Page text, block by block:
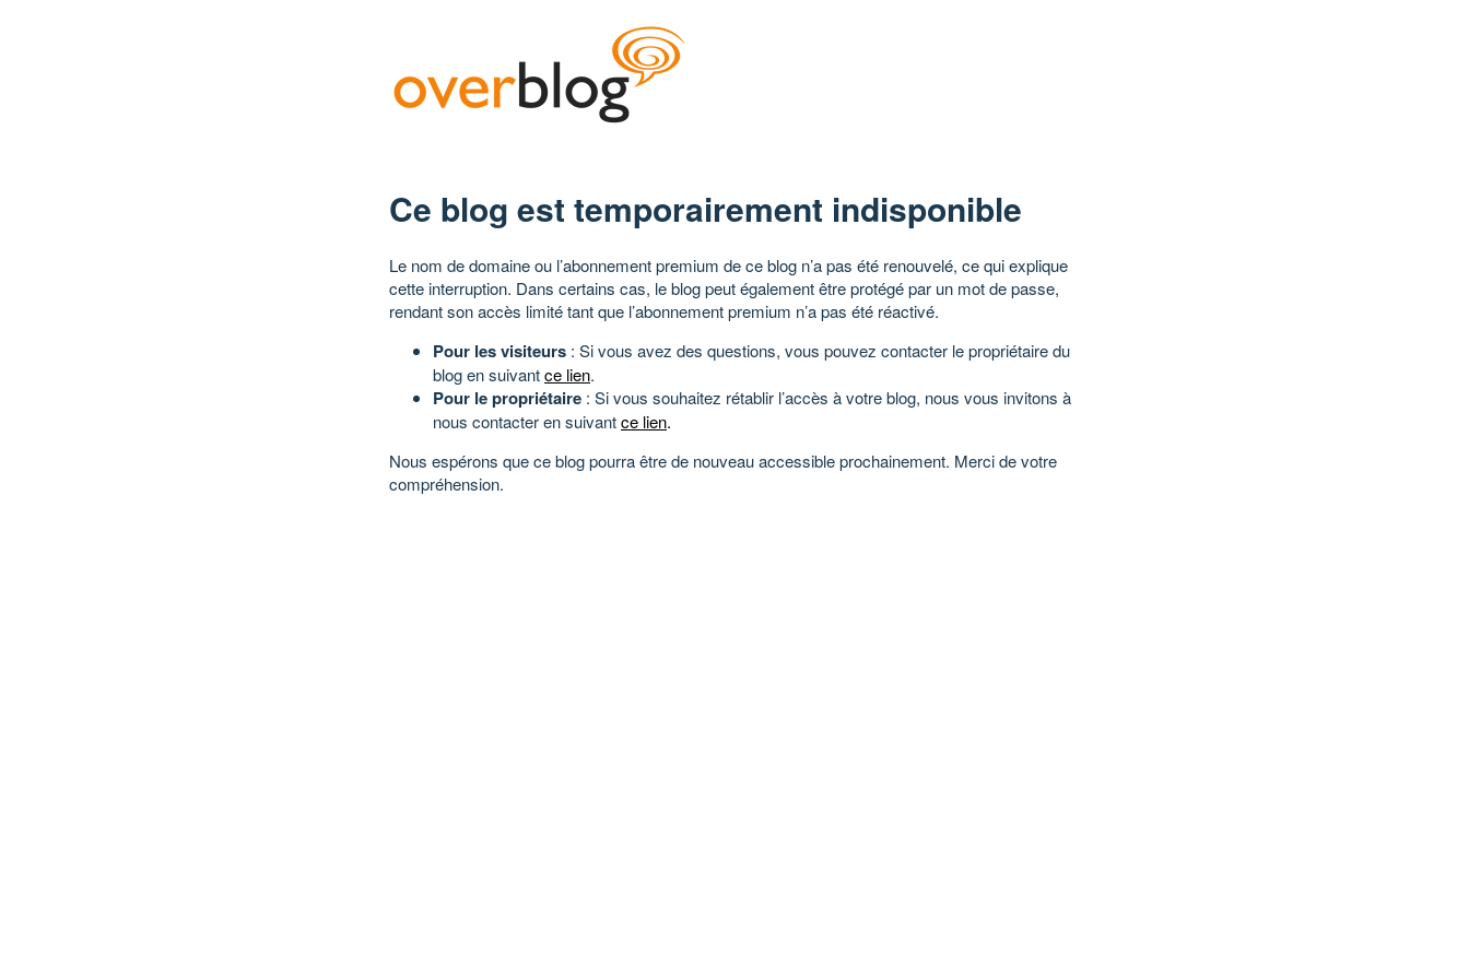
Ce blog est temporairement indisponible
Le nom de domaine ou l’abonnement premium de ce blog n’a pas été renouvelé, ce qui explique
cette interruption. Dans certains cas, le blog peut également être protégé par un mot de passe,
rendant son accès limité tant que l’abonnement premium n’a pas été réactivé.
Pour les visiteurs : Si vous avez des questions, vous pouvez contacter le propriétaire du
blog en suivantce lien.
Pour le propriétaire : Si vous souhaitez rétablir l’accès à votre blog, nous vous invitons à
nous contacter en suivantce lien.
Nous espérons que ce blog pourra être de nouveau accessible prochainement. Merci de votre
compréhension.